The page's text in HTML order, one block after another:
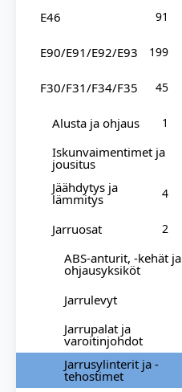
E46 91
E90/E91/E92/E93 199
F30/F31/F34/F35 45
Alusta ja ohjaus 1
Iskunvaimentimet ja
jousitus
Jäähdytys ja
lämmitys 4
Jarruosat 2
ABS-anturit, -kehät ja
ohjausyksiköt
Jarrulevyt
Jarrupalat ja
varoitinjohdot
Jarrusylinterit ja -
tehostimet